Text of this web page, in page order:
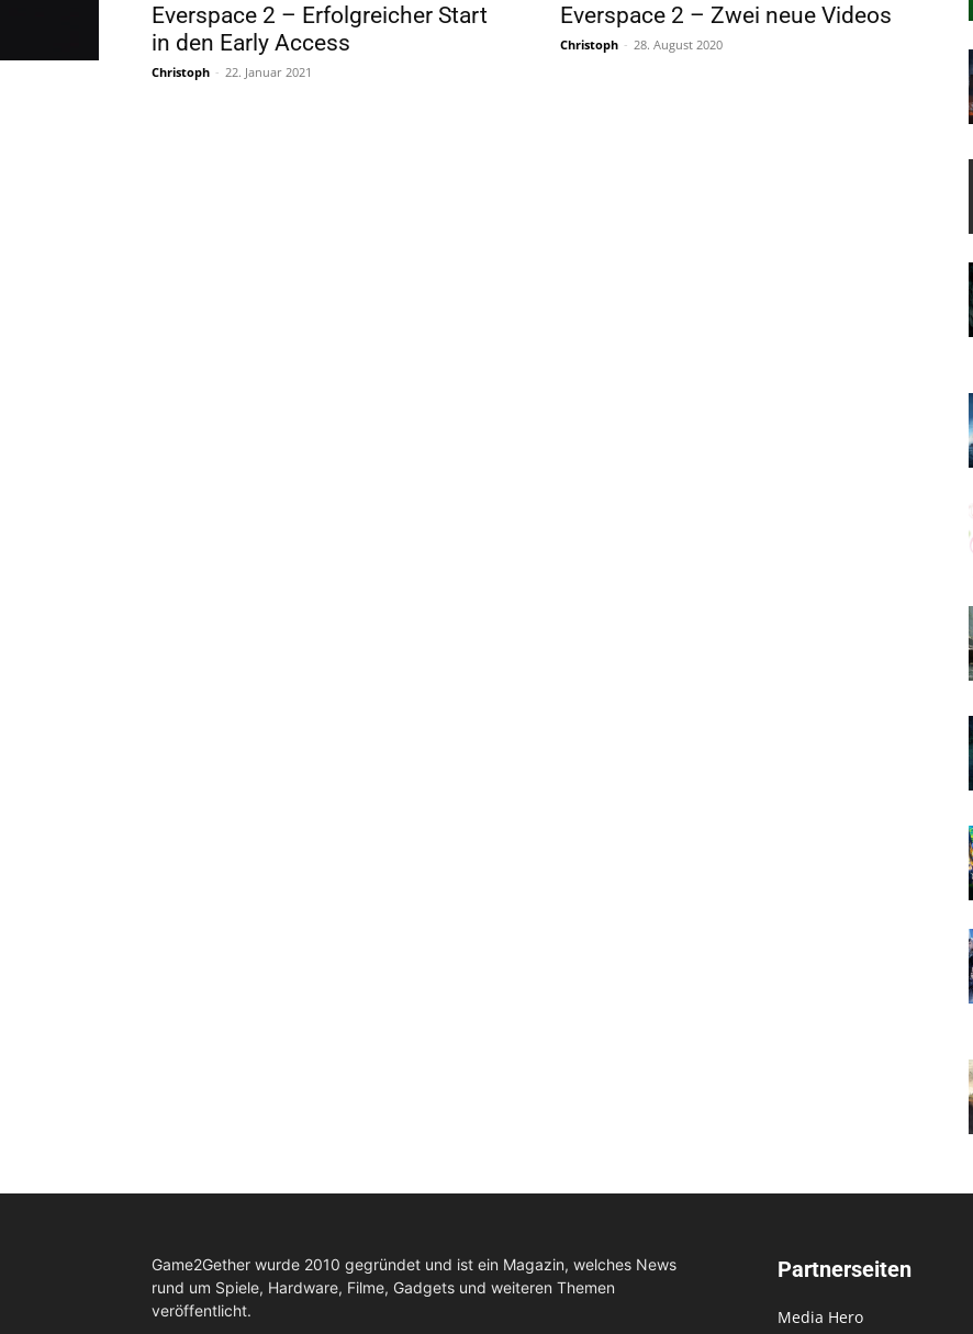
Everspace 2 – Erfolgreicher Start
in den Early Access
Christoph - 22. Januar 2021
Everspace 2 – Zwei neue Videos
Christoph - 28. August 2020
Game2Gether wurde 2010 gegründet und ist ein Magazin, welches News
rund um Spiele, Hardware, Filme, Gadgets und weiteren Themen
veröffentlicht.
Partnerseiten
Media Hero